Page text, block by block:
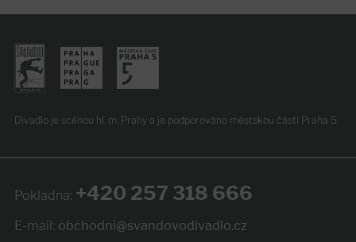
Divadlo je scénou hl. m. Prahy a je podporováno městskou částí Praha 5.
Pokladna: +420 257 318 666
E-mail: obchodni@svandovodivadlo.cz